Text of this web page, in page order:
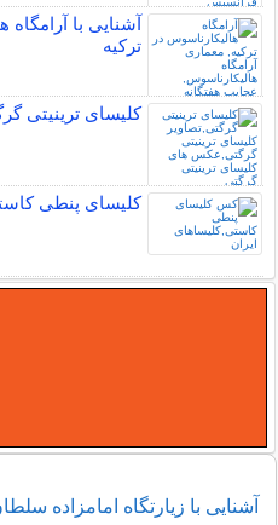
آشنایی با
ترکیه
کلیسای ترینیتی
کلیسای پنطی
آشنایی با زیارتگاه امامزاده